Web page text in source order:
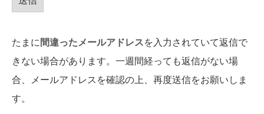
たまに 間違ったメールアドレスを入力されていて返信で
きない場合があります。一週間経っても返信がない場
合、メールアドレスを確認の上、再度送信をお願いしま
す。